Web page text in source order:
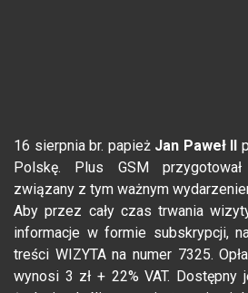
16 sierpnia br. papież Jan Paweł II
Polskę. Plus GSM
związany z tym ważnym
Aby przez cały czas trwania
informacje w formie subskrypcji,
treści WIZYTA na numer 7325.
wynosi 3 zł + 22% VAT.